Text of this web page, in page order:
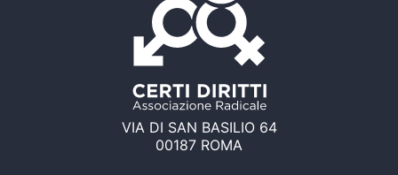
VIA DI SAN BASILIO 64
00187 ROMA